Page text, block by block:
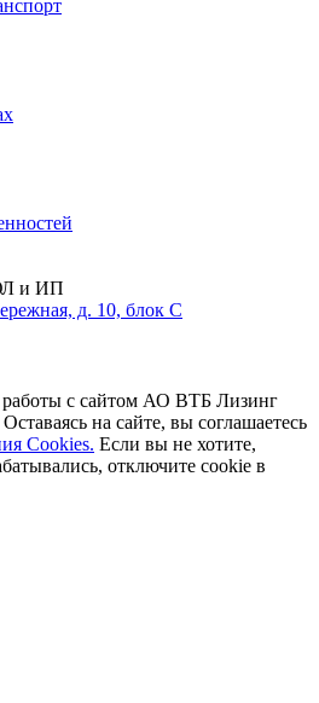
и ИП
д. 10, блок С
с сайтом АО ВТБ Лизинг
на сайте, вы соглашаетесь
Cookies. Если вы не хотите,
отключите cookie в